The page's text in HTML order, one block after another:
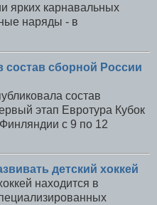
ярких карнавальных
наряды - в
состав сборной России
состав
этап Евротура Кубок
с 9 по 12
детский хоккей
находится в